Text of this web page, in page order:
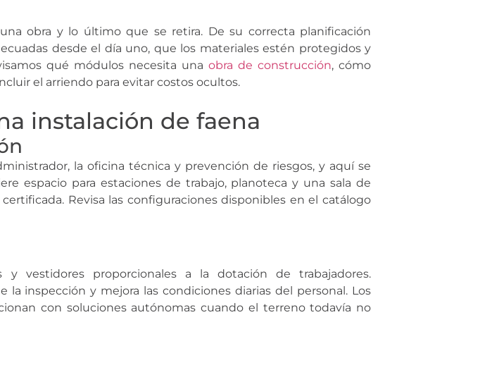
obra y lo último que se retira. De su correcta planificación
desde el día uno, que los materiales estén protegidos y
qué módulos necesita unaobra de construcción, cómo
el arriendo para evitar costos ocultos.
instalación de faena
la oficina técnica y prevención de riesgos, y aquí se
espacio para estaciones de trabajo, planoteca y una sala de
Revisa las configuraciones disponibles en el catálogo
vestidores proporcionales a la dotación de trabajadores.
inspección y mejora las condiciones diarias del personal. Los
con soluciones autónomas cuando el terreno todavía no